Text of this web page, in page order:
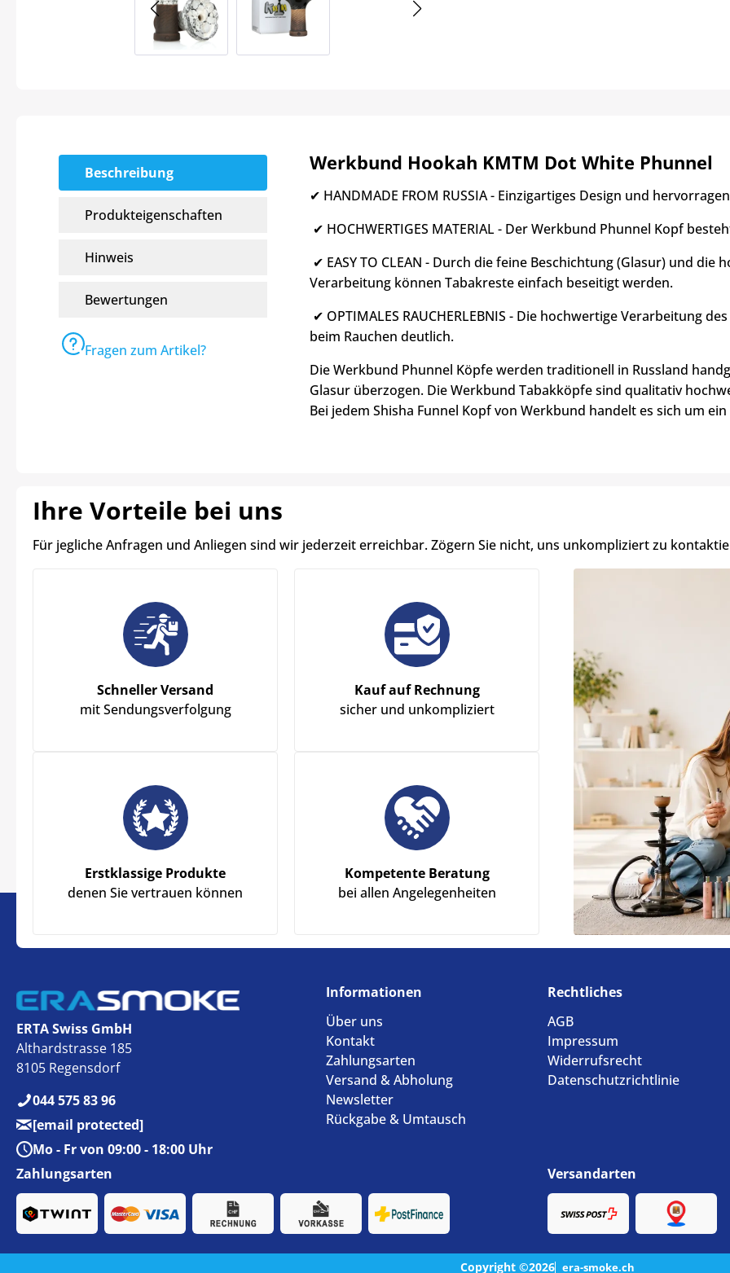
Beschreibung
Produkteigenschaften
Hinweis
Bewertungen
Fragen zum Artikel?
Werkbund Hookah KMTM Dot White Phunnel
✔ HANDMADE FROM RUSSIA - Einzigartiges Design und
✔ HOCHWERTIGES MATERIAL - Der Werkbund Phunnel Kopf
✔ EASY TO CLEAN - Durch die feine Beschichtung (Glasur) und
Verarbeitung können Tabakreste einfach beseitigt werden.
✔ OPTIMALES RAUCHERLEBNIS - Die hochwertige Verarbeitung
beim Rauchen deutlich.
Die Werkbund Phunnel Köpfe werden traditionell in Russland
Glasur überzogen. Die Werkbund Tabakköpfe sind qualitativ
Bei jedem Shisha Funnel Kopf von Werkbund handelt es sich um
Ihre Vorteile bei uns
Für jegliche Anfragen und Anliegen sind wir jederzeit erreichbar. Zögern Sie nicht, uns unkompliziert zu
Schneller Versand
mit Sendungsverfolgung
Kauf auf Rechnung
sicher und unkompliziert
Erstklassige Produkte
denen Sie vertrauen können
Kompetente Beratung
bei allen Angelegenheiten
ERTA Swiss GmbH
Althardstrasse 185
8105 Regensdorf
044 575 83 96
[email protected]
Mo - Fr von 09:00 - 18:00 Uhr
Informationen
Über uns
Kontakt
Zahlungsarten
Versand & Abholung
Newsletter
Rückgabe & Umtausch
Rechtliches
AGB
Impressum
Widerrufsrecht
Datenschutzrichtlinie
Zahlungsarten Versandarten
Copyright ©2026 era-smoke.ch